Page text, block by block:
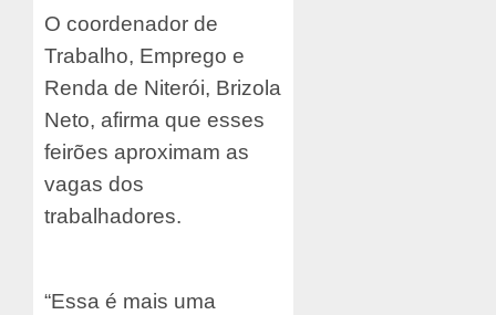
O coordenador de
Trabalho, Emprego e
Renda de Niterói, Brizola
Neto, afirma que esses
feirões aproximam as
vagas dos
trabalhadores.
“Essa é mais uma